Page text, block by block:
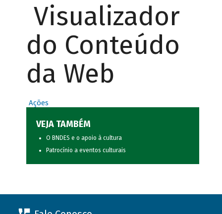
Visualizador
do Conteúdo
da Web
Ações
VEJA TAMBÉM
O BNDES e o apoio à cultura
Patrocínio a eventos culturais